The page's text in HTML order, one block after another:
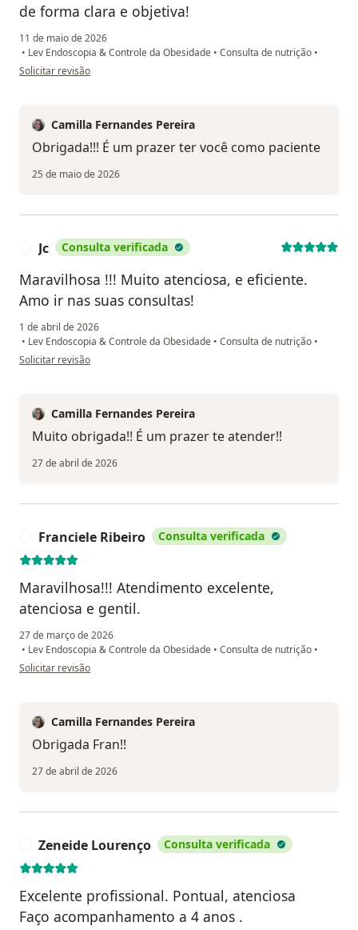
de forma clara e objetiva!
11 de maio de 2026
• Lev Endoscopia & Controle da Obesidade • Consulta de nutrição •
na opinião do utilizador M.A.L
Solicitar revisão
Camilla Fernandes Pereira
Obrigada!!! É um prazer ter você como paciente
25 de maio de 2026
Jc Consulta verificada
Maravilhosa !!! Muito atenciosa, e eficiente.
Amo ir nas suas consultas!
1 de abril de 2026
• Lev Endoscopia & Controle da Obesidade • Consulta de nutrição •
na opinião do utilizador Jc
Solicitar revisão
Camilla Fernandes Pereira
Muito obrigada!! É um prazer te atender!!
27 de abril de 2026
Franciele Ribeiro Consulta verificada
Maravilhosa!!! Atendimento excelente,
atenciosa e gentil.
27 de março de 2026
• Lev Endoscopia & Controle da Obesidade • Consulta de nutrição •
na opinião do utilizador Franciele Ribeiro
Solicitar revisão
Camilla Fernandes Pereira
Obrigada Fran!!
27 de abril de 2026
Zeneide Lourenço Consulta verificada
Excelente profissional. Pontual, atenciosa
Faço acompanhamento a 4 anos .